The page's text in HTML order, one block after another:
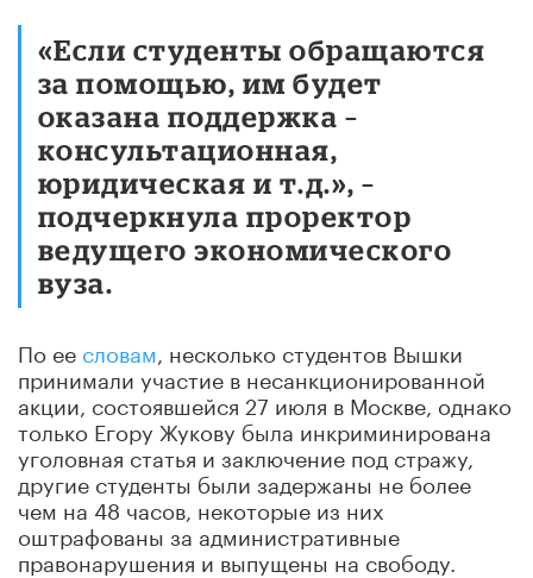
«Если студенты обращаются
за помощью, им будет
оказана поддержка –
консультационная,
юридическая и т.д.», –
подчеркнула проректор
ведущего экономического
вуза.
По ее словам , несколько студентов Вышки
принимали участие в несанкционированной
акции, состоявшейся 27 июля в Москве, однако
только Егору Жукову была инкриминирована
уголовная статья и заключение под стражу,
другие студенты были задержаны не более
чем на 48 часов, некоторые из них
оштрафованы за административные
правонарушения и выпущены на свободу.